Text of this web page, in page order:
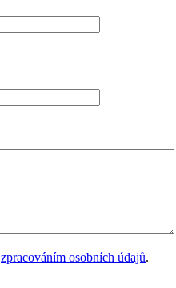
zpracováním osobních údajů.